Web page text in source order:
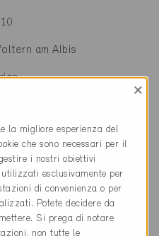
am Albis
Bauphysik GmbH
×
la migliore esperienza del
che sono necessari per il
i nostri obiettivi
esclusivamente per
di convenienza o per
Potete decidere da
Si prega di notare
non tutte le